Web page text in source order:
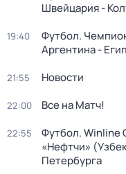
Швейцария -
19:40
Футбол.
Аргентина -
21:55 Новости
22:00 Все на Матч!
22:55
Футбол. Winline
«Нефтчи»
Петербурга